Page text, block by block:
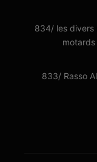
834/ les divers
833/ Rasso